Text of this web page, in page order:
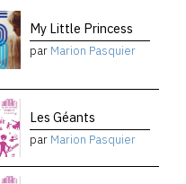
My Little Princess
par Marion Pasquier
Les Géants
par Marion Pasquier